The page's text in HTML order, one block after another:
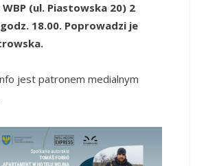
(ul. Piastowska 20) 2
18.00. Poprowadzi je
jest patronem medialnym